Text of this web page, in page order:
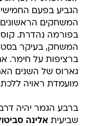
הגביע בפעם
המשחקים
בפורמה נהדרת.
ברציפות על חימר.
גארוס של השנים
מועמדת ראויה
ברבע הגמר יהיה
שביעית אלינה